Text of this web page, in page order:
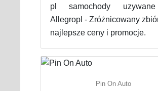
pl samochody
Allegropl - Zróżnicowany
najlepsze ceny i promocje.
Pin On Auto